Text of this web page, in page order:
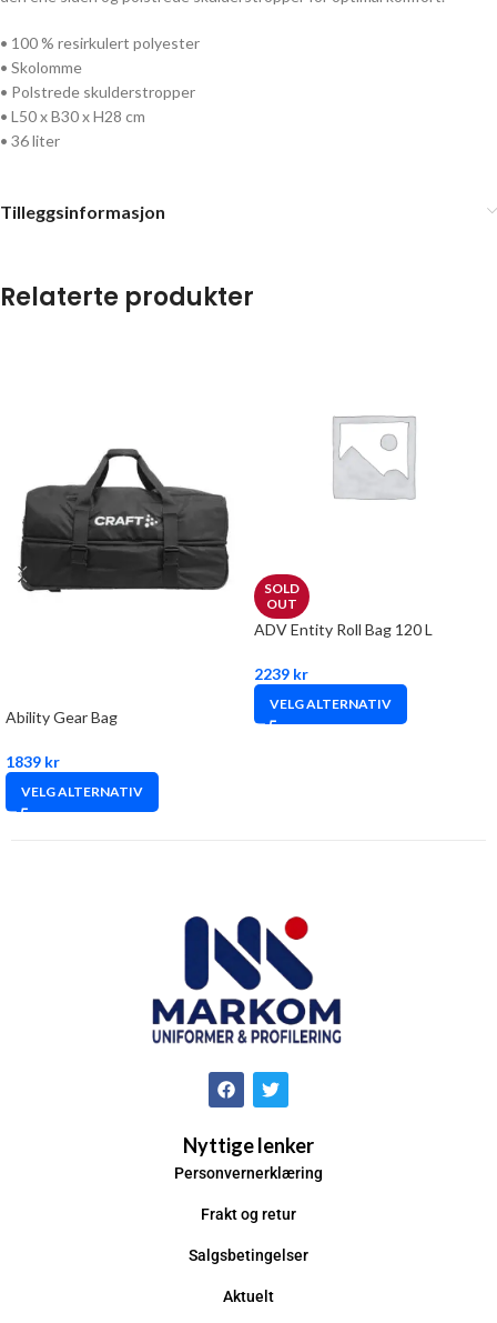
• 100 % resirkulert polyester
• Skolomme
• Polstrede skulderstropper
• L50 x B30 x H28 cm
• 36 liter
Tilleggsinformasjon
Relaterte produkter
Ability Gear Bag
1839 kr
VELG ALTERNATIV
SOLD
OUT
ADV Entity Roll Bag 120 L
2239 kr
VELG ALTERNATIV
Nyttige lenker
Personvernerklæring
Frakt og retur
Salgsbetingelser
Aktuelt